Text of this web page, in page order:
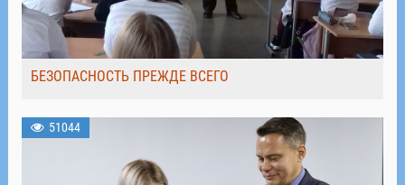
БЕЗОПАСНОСТЬ ПРЕЖДЕ ВСЕГО
51044